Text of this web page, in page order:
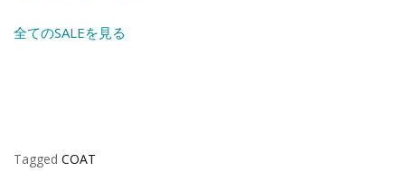
全てのSALEを見る
Tagged COAT